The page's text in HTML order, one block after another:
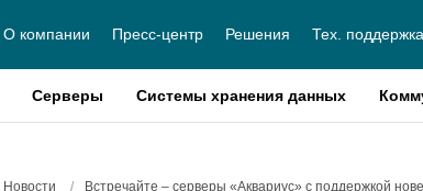
О компании Пресс-центр Решения Тех. поддержка
Серверы Системы хранения данных
Новости / Встречайте – серверы «Аквариус» с поддержкой